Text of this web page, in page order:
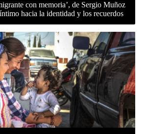
con memoria’, de Sergio Muñoz
hacia la identidad y los recuerdos